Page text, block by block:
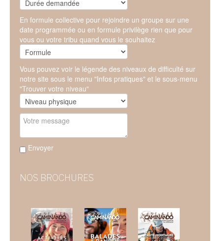
En formule collective pour rejoindre un groupe sur une
date programmée ou en formule privilège rien que pour
vous ou votre tribu quand vous le souhaitez
Vous pouvez voir le légende des niveaux de difficulté sur
notre site sous le menu "Infos pratiques" et le sous-menu
"Trouver votre niveau"
Envoyer
NOS BROCHURES